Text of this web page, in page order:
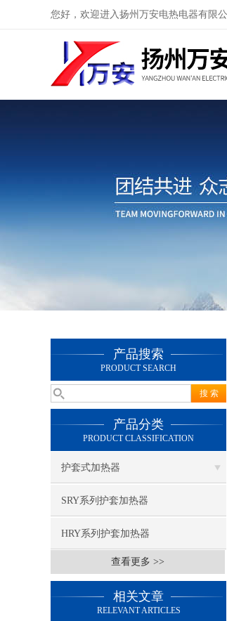
您好，欢迎进入扬州万安电热电器有限公
产品搜索
PRODUCT SEARCH
产品分类
PRODUCT CLASSIFICATION
护套式加热器
SRY系列护套加热器
HRY系列护套加热器
查看更多 >>
相关文章
RELEVANT ARTICLES